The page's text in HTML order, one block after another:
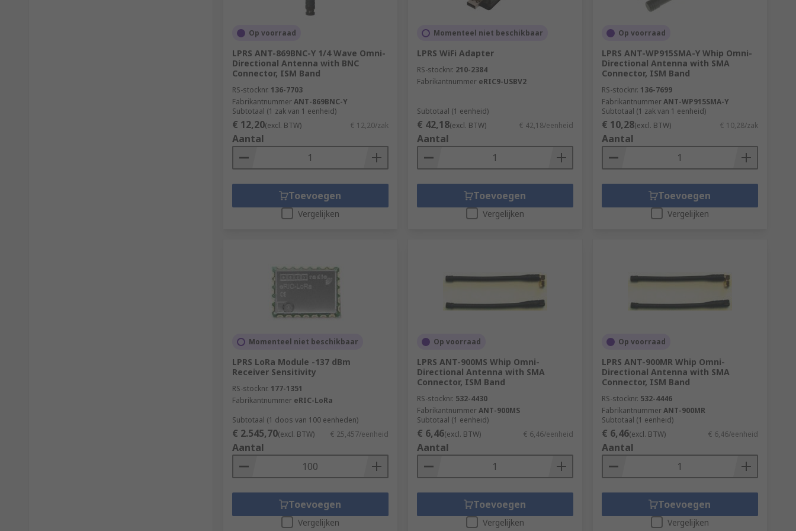
Op voorraad
LPRS ANT-869BNC-Y 1/4 Wave Omni-
Directional Antenna with BNC
Connector, ISM Band
RS-stocknr. 136-7703
FabrikantnummerANT-869BNC-Y
Subtotaal (1 zak van 1 eenheid)
€ 12,20(excl. BTW) € 12,20/zak
Aantal
Toevoegen
Vergelijken
Momenteel niet beschikbaar
LPRS WiFi Adapter
RS-stocknr. 210-2384
Fabrikantnummer eRIC9-USBV2
Subtotaal (1 eenheid)
€ 42,18(excl. BTW) € 42,18/eenheid
Aantal
Toevoegen
Vergelijken
Op voorraad
LPRS ANT-WP915SMA-Y Whip Omni-
Directional Antenna with SMA
Connector, ISM Band
RS-stocknr. 136-7699
FabrikantnummerANT-WP915SMA-Y
Subtotaal (1 zak van 1 eenheid)
€ 10,28(excl. BTW) € 10,28/zak
Aantal
Toevoegen
Vergelijken
Momenteel niet beschikbaar
LPRS LoRa Module -137 dBm
Receiver Sensitivity
RS-stocknr. 177-1351
Fabrikantnummer eRIC-LoRa
Subtotaal (1 doos van 100 eenheden)
€ 2.545,70(excl. BTW) € 25,457/eenheid
Aantal
Toevoegen
Vergelijken
Op voorraad
LPRS ANT-900MS Whip Omni-
Directional Antenna with SMA
Connector, ISM Band
RS-stocknr. 532-4430
FabrikantnummerANT-900MS
Subtotaal (1 eenheid)
€ 6,46(excl. BTW) € 6,46/eenheid
Aantal
Toevoegen
Vergelijken
Op voorraad
LPRS ANT-900MR Whip Omni-
Directional Antenna with SMA
Connector, ISM Band
RS-stocknr. 532-4446
FabrikantnummerANT-900MR
Subtotaal (1 eenheid)
€ 6,46(excl. BTW) € 6,46/eenheid
Aantal
Toevoegen
Vergelijken